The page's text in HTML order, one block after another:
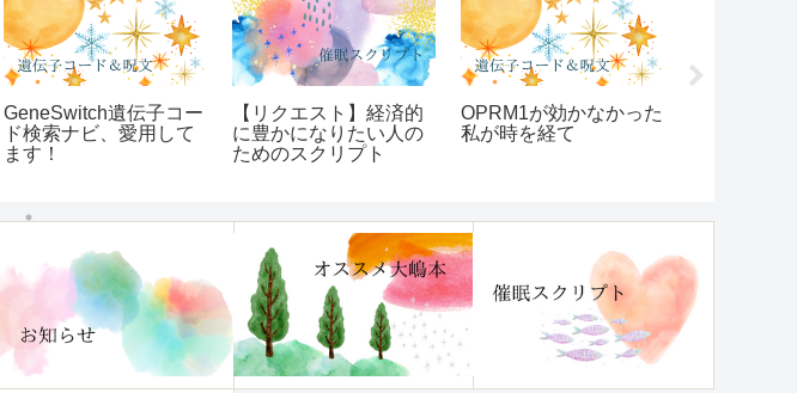
遺伝子コードの効果一
覧(随時更新)
頭が真っ白になる人必
見！『チクチク・いや
み・理不尽と感じる
ケアレスミスの遺伝子
コードは…？／やっぱ